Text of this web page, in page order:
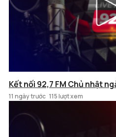
Kết nối 92,7 FM Chủ nhật
11 ngày trước 115 lượt xem